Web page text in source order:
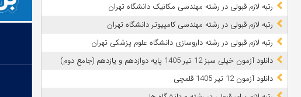
رتبه لازم قبولی در رشته مهندسی مکانیک دانشگاه تهران
رتبه لازم قبولی در رشته مهندسی کامپیوتر دانشگاه تهران
رتبه لازم قبولی در رشته داروسازی دانشگاه علوم پزشکی تهران
دانلود آزمون خیلی سبز 12 تیر 1405 پایه دوازدهم و یازدهم (جامع دوم)
دانلود آزمون 12 تیر 1405 قلمچی